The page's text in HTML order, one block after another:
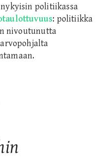
politiikassa
: politiikka
nivoutunutta